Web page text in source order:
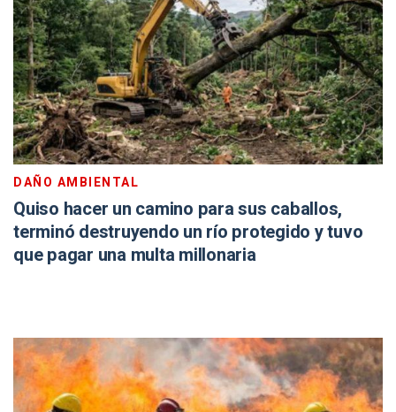
DAÑO AMBIENTAL
Quiso hacer un camino para sus caballos,
terminó destruyendo un río protegido y tuvo
que pagar una multa millonaria